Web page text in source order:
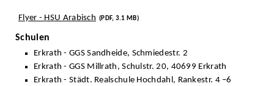
Flyer - HSU Arabisch (PDF, 3.1 MB)
Schulen
Erkrath - GGS Sandheide, Schmiedestr. 2
Erkrath - GGS Millrath, Schulstr. 20, 40699 Erkrath
Erkrath - Städt. Realschule Hochdahl, Rankestr. 4 –6